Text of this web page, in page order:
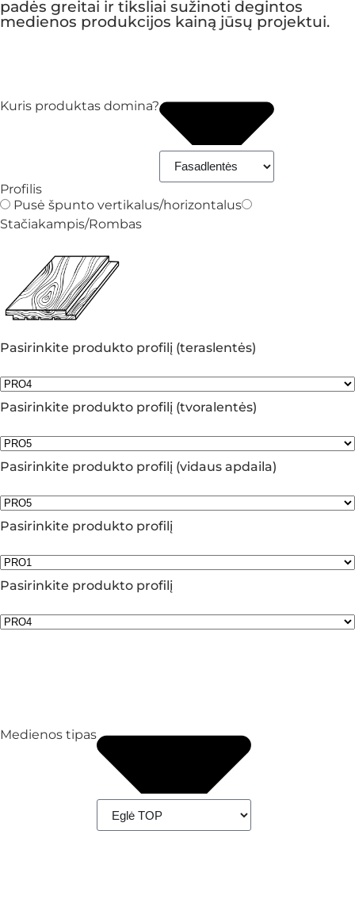
padės greitai ir tiksliai sužinoti degintos
medienos produkcijos kainą jūsų projektui.
Kuris produktas domina?
Profilis
Pusė špunto vertikalus/horizontalus
Stačiakampis/Rombas
Pasirinkite produkto profilį (teraslentės)
Pasirinkite produkto profilį (tvoralentės)
Pasirinkite produkto profilį (vidaus apdaila)
Pasirinkite produkto profilį
Pasirinkite produkto profilį
Medienos tipas